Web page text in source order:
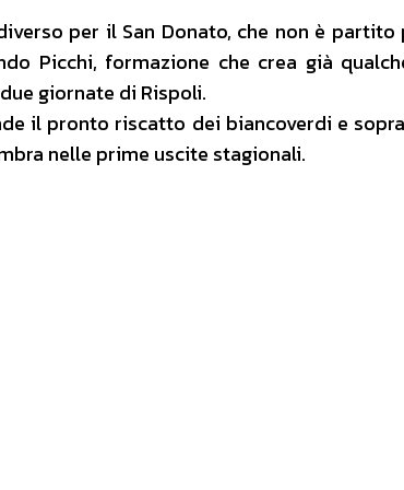
per il San Donato, che non è
Picchi, formazione che crea già
giornate di Rispoli.
il pronto riscatto dei biancoverdi e
nelle prime uscite stagionali.